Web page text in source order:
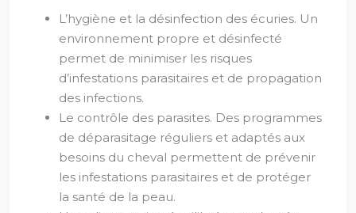
L’hygiène et la désinfection des écuries. Un
environnement propre et désinfecté
permet de minimiser les risques
d’infestations parasitaires et de propagation
des infections.
Le contrôle des parasites. Des programmes
de déparasitage réguliers et adaptés aux
besoins du cheval permettent de prévenir
les infestations parasitaires et de protéger
la santé de la peau.